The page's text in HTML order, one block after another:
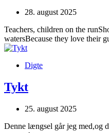
28. august 2025
Teachers, children on the
watersBecause they love their
Digte
Tykt
25. august 2025
Denne længsel går jeg med,og